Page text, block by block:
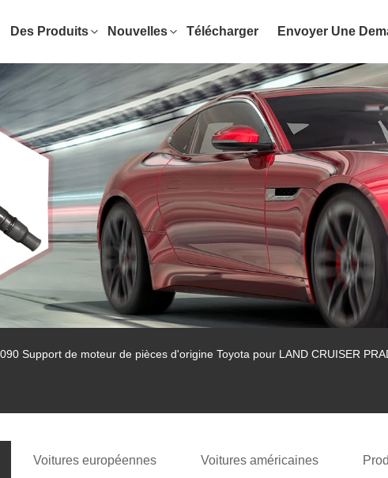
Des Produits Nouvelles Télécharger Envoyer Une
Support de moteur de pièces d'origine Toyota pour LAND CRUISER
Voitures européennes Voitures américaines